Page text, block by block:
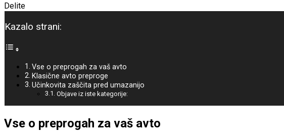
Delite
Kazalo strani:
Vse o preprogah za vaš avto
Klasične avto preproge
Učinkovita zaščita pred umazanijo
Objave iz iste kategorije:
Vse o preprogah za vaš avto